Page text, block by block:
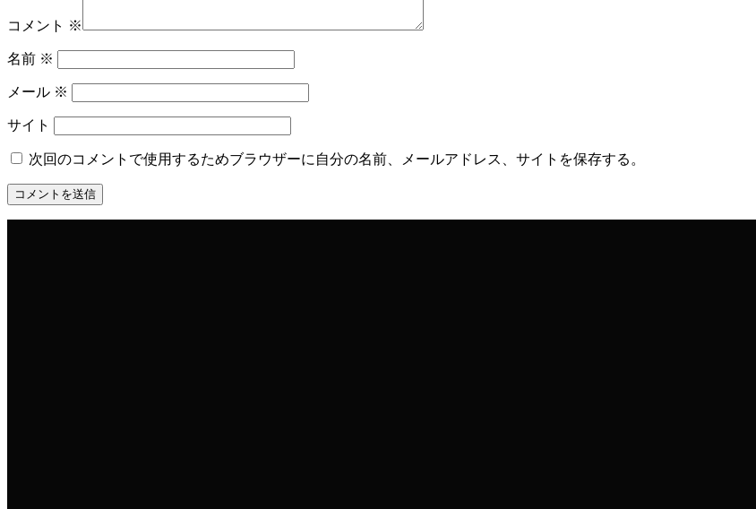
コメント ※
名前 ※
メール ※
サイト
次回のコメントで使用するためブラウザーに自分の名前、メールアドレス、サイトを保存する。